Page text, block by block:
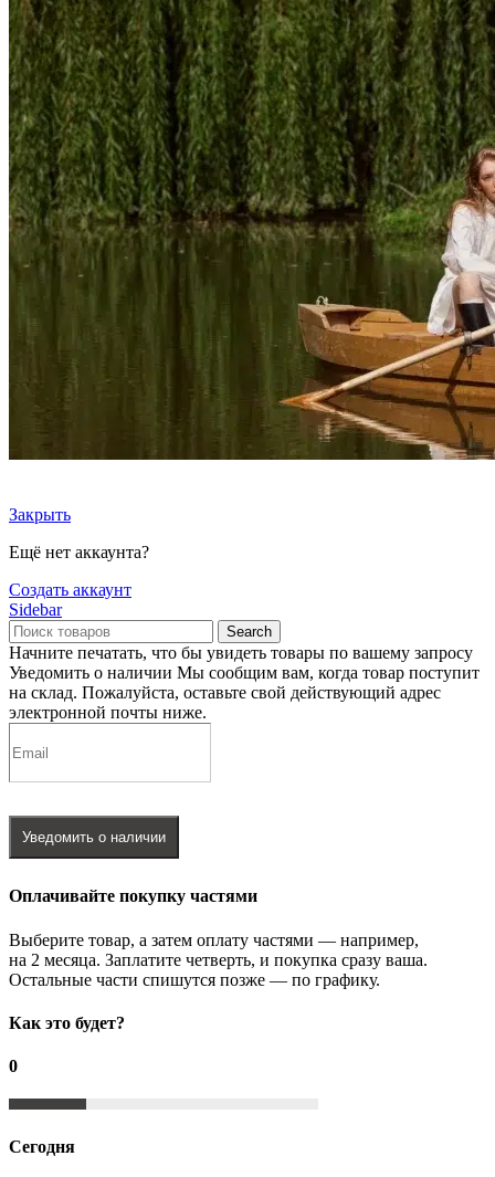
Закрыть
Ещё нет аккаунта?
Создать аккаунт
Sidebar
Search
Начните печатать, что бы увидеть товары по вашему запросу
Уведомить о наличии Мы сообщим вам, когда товар поступит
на склад. Пожалуйста, оставьте свой действующий адрес
электронной почты ниже.
Уведомить о наличии
Оплачивайте покупку частями
Выберите товар, а затем оплату частями — например,
на 2 месяца. Заплатите четверть, и покупка сразу ваша.
Остальные части спишутся позже — по графику.
Как это будет?
0
Сегодня